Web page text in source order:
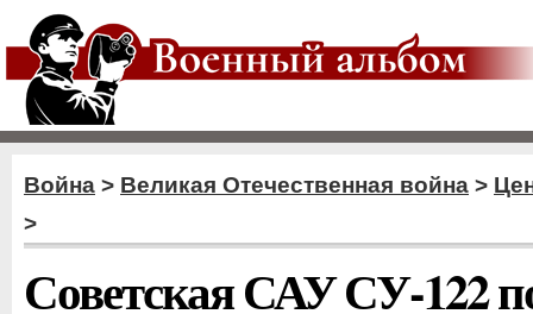
Война > Великая Отечественная война >
>
Советская САУ СУ-122